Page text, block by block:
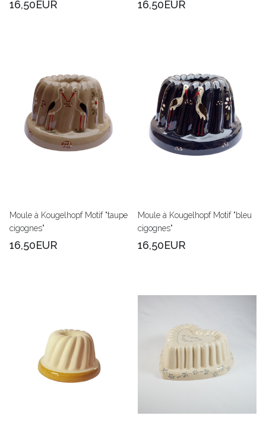
16,50EUR 16,50EUR
Moule à Kougelhopf Motif "taupe
cigognes"
16,50EUR
Moule à Kougelhopf Motif "bleu
cigognes"
16,50EUR